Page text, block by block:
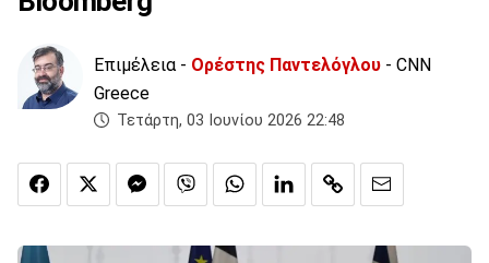
Επιμέλεια - Ορέστης Παντελόγλου - CNN
Greece
Τετάρτη, 03 Ιουνίου 2026 22:48